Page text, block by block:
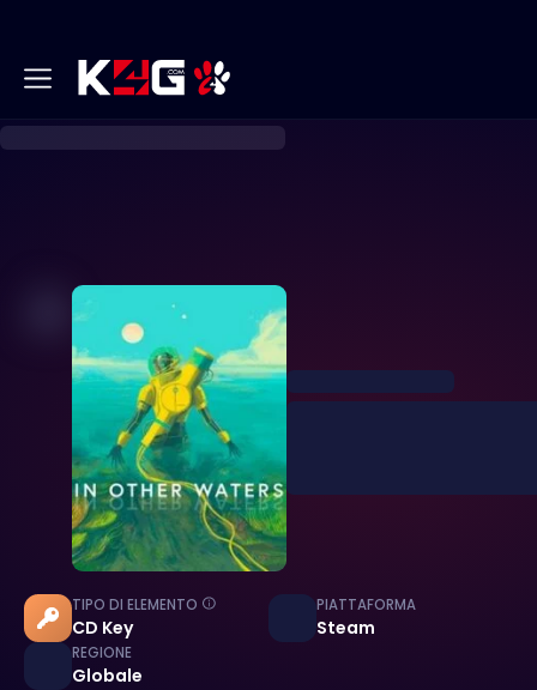
TIPO DI ELEMENTO
CD Key
PIATTAFORMA
Steam
REGIONE
Globale